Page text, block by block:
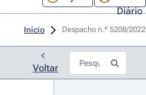
Diário
Início Despacho n.º 5208/2022
Voltar